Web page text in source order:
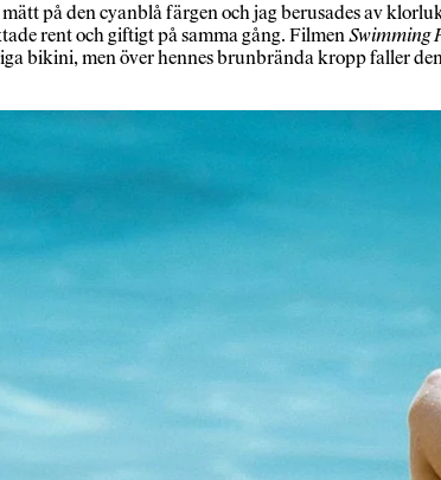
på den cyanblå färgen och jag berusades av
rent och giftigt på samma gång. FilmenSwimming
bikini, men över hennes brunbrända kropp faller